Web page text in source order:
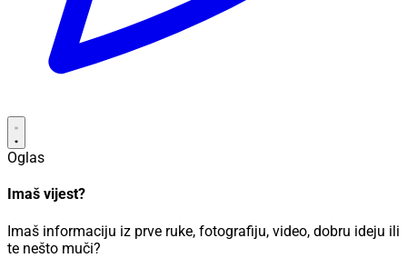
Oglas
Imaš vijest?
Imaš informaciju iz prve ruke, fotografiju, video, dobru ideju ili
te nešto muči?